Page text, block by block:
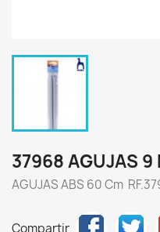
37968 AGUJAS 9
AGUJAS ABS 60 Cm
Compartir